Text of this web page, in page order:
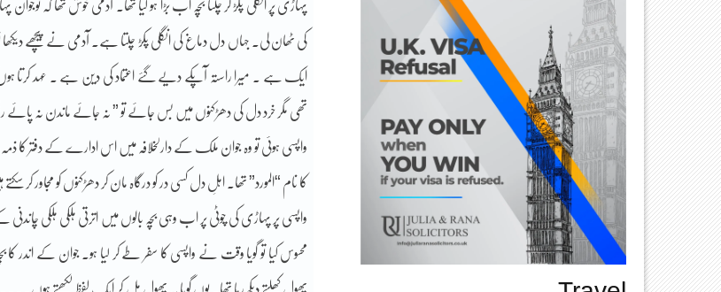
پہاڑی پر انگلی پکڑ کر چلتا بچہ اب بڑا ہو گیا تھا۔ آدمی خوش تھا کہ
کی ٹھان لی۔ جہاں دل دماغ کی انگلی پکڑ چلتا ہے۔ آدمی نے پیچھے دیکھا
ایک ہے ۔ میرا راستہ آپکے دیے گئے اعتماد کی دین ہے ۔ عہد کرتا ہوں
تھی مگر خرد دل کی دھڑکنوں میں بس جائے تو ” نہ جائے ماندن نہ
واپسی ہوئی تو وہ جوان ملک کے دارلخلافہ میں اس ادارے کے دفتر کا
کا نام “المورد” تھا۔ اہلِ دل کسی در کو درگاہ مان کر دھڑکنوں کو مجاور
واپسی پر پہاڑی کی چوٹی پر اب وہی بچہ بالوں میں اترتی ہلکی ہلکی
محسوس کیا تو گویا وقت نے واپسی کا سفر طے کر لیا ہو۔ جوان کے
پھول کھلتے دیکھ رہا تھا۔ یوں گویا یہ پھول مل کر ایک لفظ لکھتے